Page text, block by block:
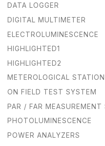
DATA LOGGER
DIGITAL MULTIMETER
ELECTROLUMINESCENCE
HIGHLIGHTED1
HIGHLIGHTED2
METEROLOGICAL STATION
ON FIELD TEST SYSTEM
PAR / FAR MEASUREMENT
PHOTOLUMINESCENCE
POWER ANALYZERS